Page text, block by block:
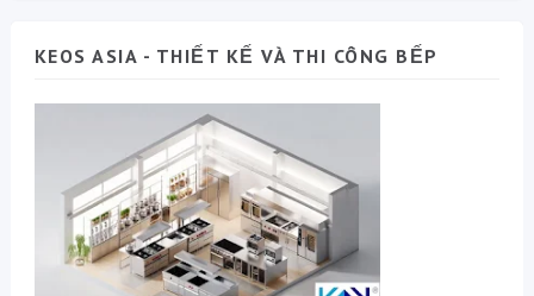
KEOS ASIA - THIẾT KẾ VÀ THI CÔNG BẾP